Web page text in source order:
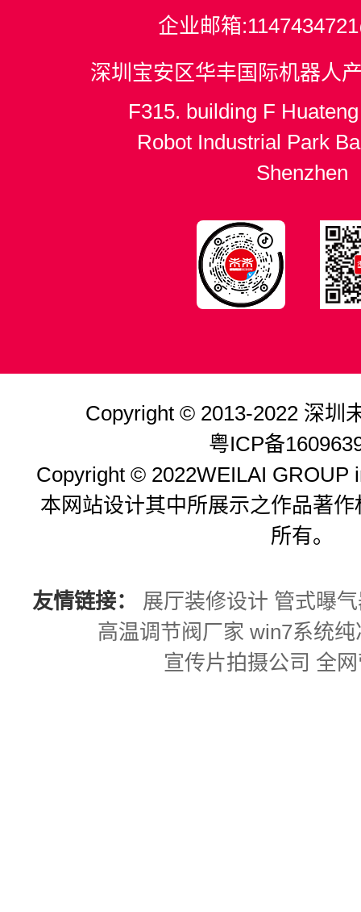
企业邮箱:
深圳宝安区华丰国际机器人
F315. building F
Robot Industrial Park
Shenzhen
Copyright © 2013-2022 深圳
粤ICP备
Copyright © 2022WEILAI GROUP
本网站设计其中所展示之作品著
所有。
友情链接： 展厅装修设计 管式曝
高温调节阀厂家 win7系统纯
宣传片拍摄公司 全